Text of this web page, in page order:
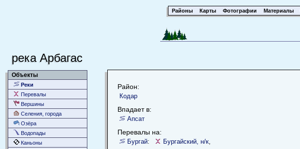
Районы Карты Фотографии Материалы
река Арбагас
Объекты
Реки
Перевалы
Вершины
Селения, города
Озёра
Водопады
Каньоны
Район:
Кодар
Впадает в:
Апсат
Перевалы на:
Бургай: Бургайский, н/к,